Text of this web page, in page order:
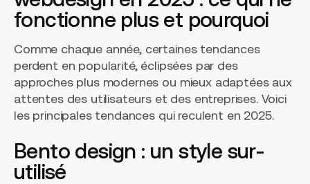
fonctionne plus et pourquoi
Comme chaque année, certaines tendances
perdent en popularité, éclipsées par des
approches plus modernes ou mieux adaptées aux
attentes des utilisateurs et des entreprises. Voici
les principales tendances qui reculent en 2025.
Bento design : un style sur-
utilisé